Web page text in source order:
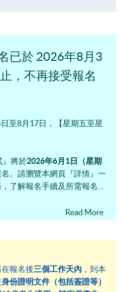
已於 2026年8月3
，不再接受報名
至8月17日，【星期五至星
』將於2026年6月1日（星期
。請瀏覽本網頁『詳情』一
了解報名手續及所需報名文
，均以最新版範圍《普通話
版）》編制。歡迎點擊網
Read More
在報名後三個工作天內 ，到本
身份證明文件（包括簽證等）